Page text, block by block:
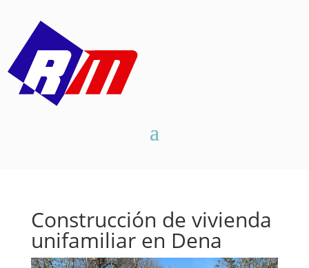
Construcción de vivienda
unifamiliar en Dena